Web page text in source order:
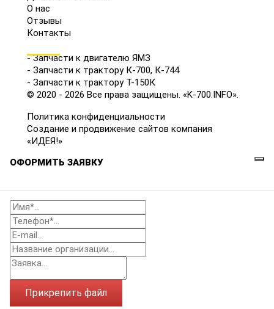
О нас
Отзывы
Контакты
- Запчасти к двигателю ЯМЗ
- Запчасти к трактору К-700, К-744
- Запчасти к трактору Т-150К
© 2020 - 2026 Все права защищены. «K-700.INFO».
Политика конфиденциальности
Создание и продвижение сайтов компания
«ИДЕЯ!»
ОФОРМИТЬ ЗАЯВКУ
Прикрепить файл